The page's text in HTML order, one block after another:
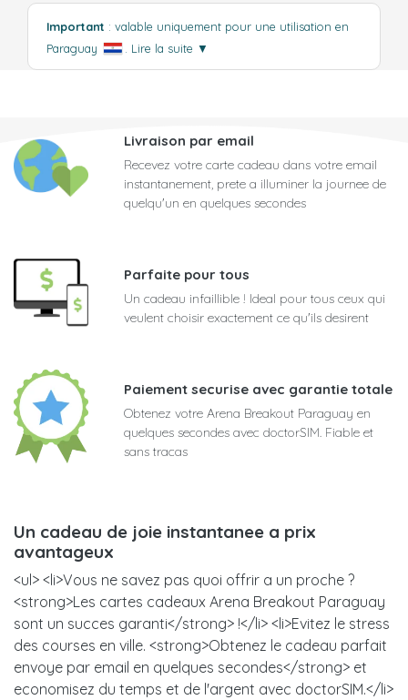
Important : valable uniquement pour une utilisation en
Paraguay
Lire la suite ▼
Livraison par email
Recevez votre carte cadeau dans votre email
instantanement, prete a illuminer la journee de
quelqu'un en quelques secondes
Parfaite pour tous
Un cadeau infaillible ! Ideal pour tous ceux qui
veulent choisir exactement ce qu'ils desirent
Paiement securise avec garantie totale
Obtenez votre Arena Breakout Paraguay en
quelques secondes avec doctorSIM. Fiable et
sans tracas
Un cadeau de joie instantanee a prix
avantageux
<ul> <li>Vous ne savez pas quoi offrir a un proche ?
<strong>Les cartes cadeaux Arena Breakout Paraguay
sont un succes garanti</strong> !</li> <li>Evitez le stress
des courses en ville. <strong>Obtenez le cadeau parfait
envoye par email en quelques secondes</strong> et
economisez du temps et de l'argent avec doctorSIM.</li>